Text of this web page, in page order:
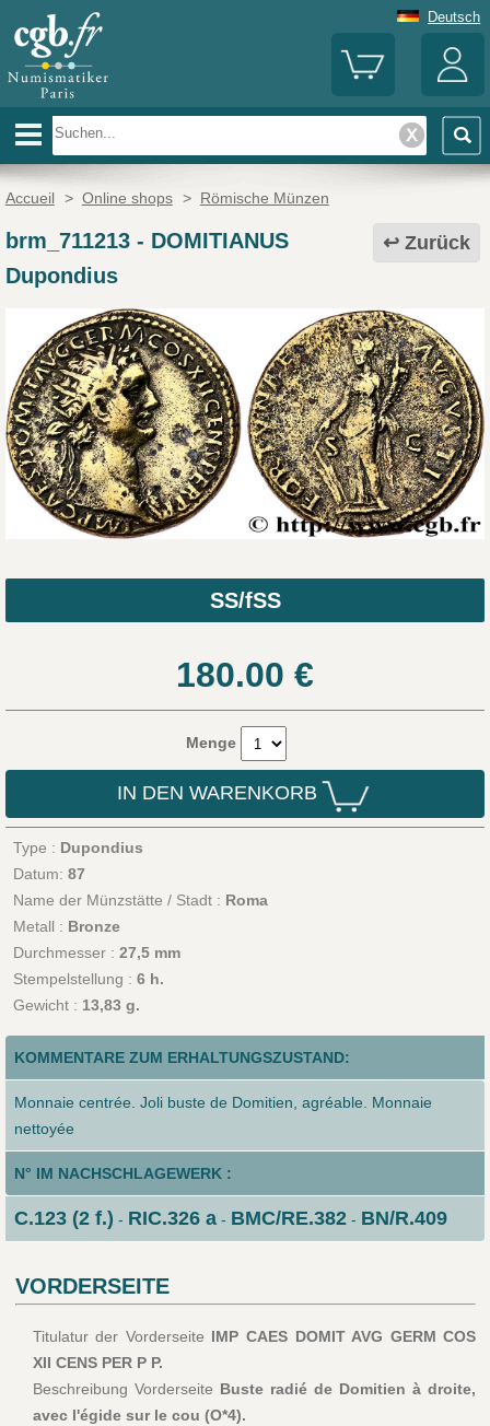
Deutsch
Accueil > Online shops > Römische Münzen
Zurück
brm_711213- DOMITIANUS
Dupondius
SS/fSS
180.00 €
Menge
IN DEN WARENKORB
Type : Dupondius
Datum: 87
Name der Münzstätte / Stadt : Roma
Metall : Bronze
Durchmesser : 27,5 mm
Stempelstellung : 6 h.
Gewicht : 13,83 g.
KOMMENTARE ZUM ERHALTUNGSZUSTAND:
Monnaie centrée. Joli buste de Domitien, agréable. Monnaie
nettoyée
N° IM NACHSCHLAGEWERK :
C.123 (2 f.) - RIC.326 a- BMC/RE.382- BN/R.409
VORDERSEITE
Titulatur der Vorderseite IMP CAES DOMIT AVG GERM COS
XII CENS PER P P.
Beschreibung Vorderseite Buste radié de Domitien à droite,
avec l'égide sur le cou (O*4).